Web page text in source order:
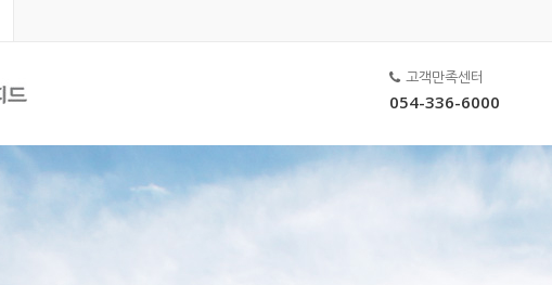
고객만족센터
054-336-6000